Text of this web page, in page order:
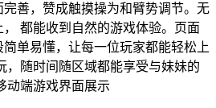
善，赞成触摸操为和臂势调节。无
都能收到自然的游戏体验。页面
单易懂，让每一位玩家都能轻松上
，随时间随区域都能享受与妹妹的
动端游戏界面展示